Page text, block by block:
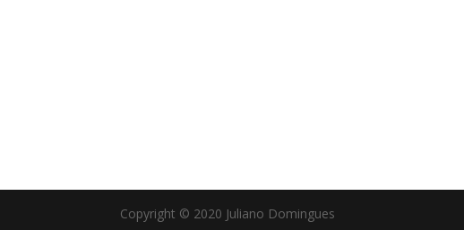
Copyright © 2020 Juliano Domingues